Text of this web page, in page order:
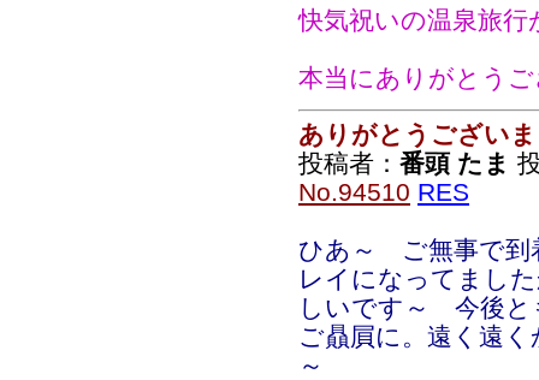
快気祝いの温泉旅
本当にありがとう
ありがとうござい
投稿者： 番頭 たま
No.94510 RES
ひあ～ ご無事で到
レイになってまし
しいです～ 今後と
ご贔屓に。遠く遠
～